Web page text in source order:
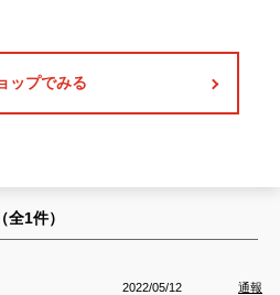
ップでみる
全1件）
2022/05/12 通報